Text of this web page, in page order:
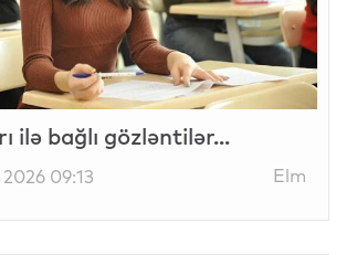
ilə bağlı gözləntilər...
09:13 Elm